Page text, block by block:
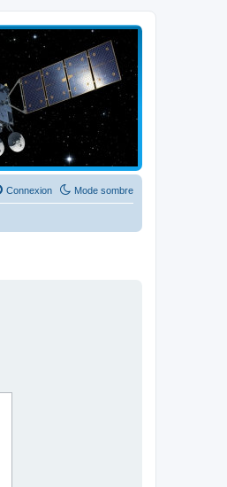
Mode sombre
Connexion